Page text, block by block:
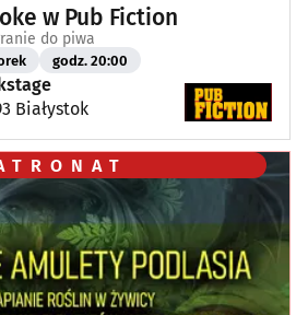
w Pub Fiction
do piwa
godz. 20:00
Białystok